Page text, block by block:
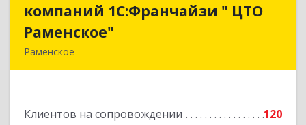
компаний 1С:Франчайзи " ЦТО
Раменское"
Раменское
Клиентов на сопровождении 120
компаний 1С:Франчайзи " ЦТО
Подробнее